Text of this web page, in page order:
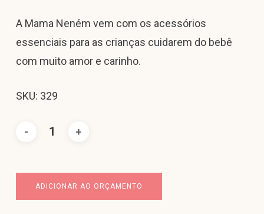
A Mama Neném vem com os acessórios
essenciais para as crianças cuidarem do bebê
com muito amor e carinho.
SKU: 329
ADICIONAR AO ORÇAMENTO